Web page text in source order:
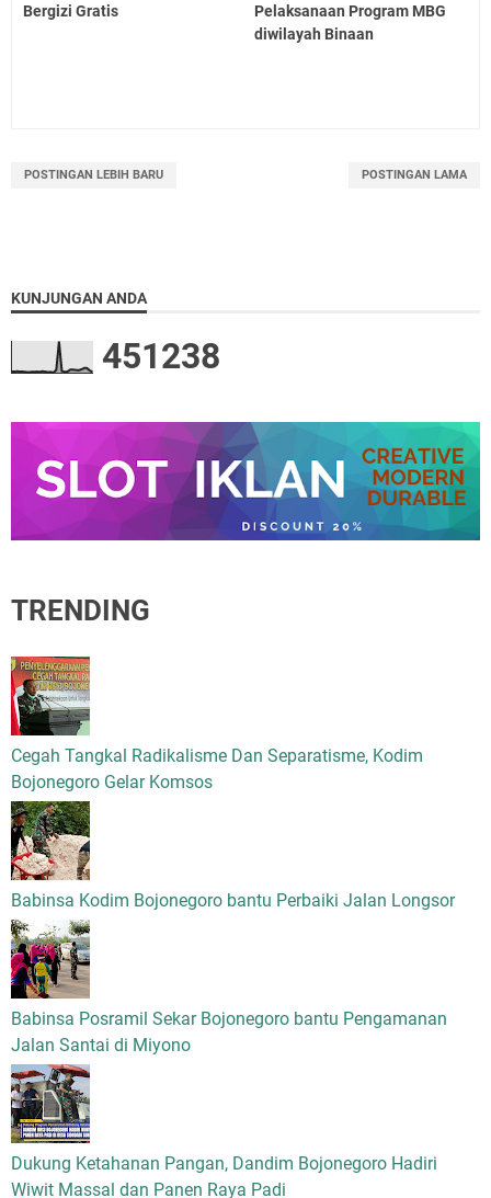
Bergizi Gratis
Pelaksanaan Program MBG
diwilayah Binaan
POSTINGAN LEBIH BARU POSTINGAN LAMA
KUNJUNGAN ANDA
451238
TRENDING
Cegah Tangkal Radikalisme Dan Separatisme, Kodim
Bojonegoro Gelar Komsos
Babinsa Kodim Bojonegoro bantu Perbaiki Jalan Longsor
Babinsa Posramil Sekar Bojonegoro bantu Pengamanan
Jalan Santai di Miyono
Dukung Ketahanan Pangan, Dandim Bojonegoro Hadiri
Wiwit Massal dan Panen Raya Padi